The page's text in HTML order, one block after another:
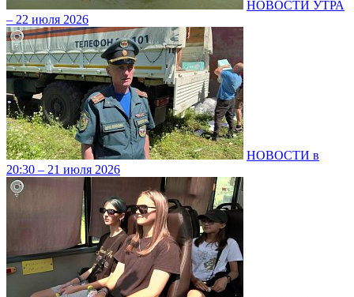
НОВОСТИ УТРА
– 22 июля 2026
НОВОСТИ в
20:30 – 21 июля 2026